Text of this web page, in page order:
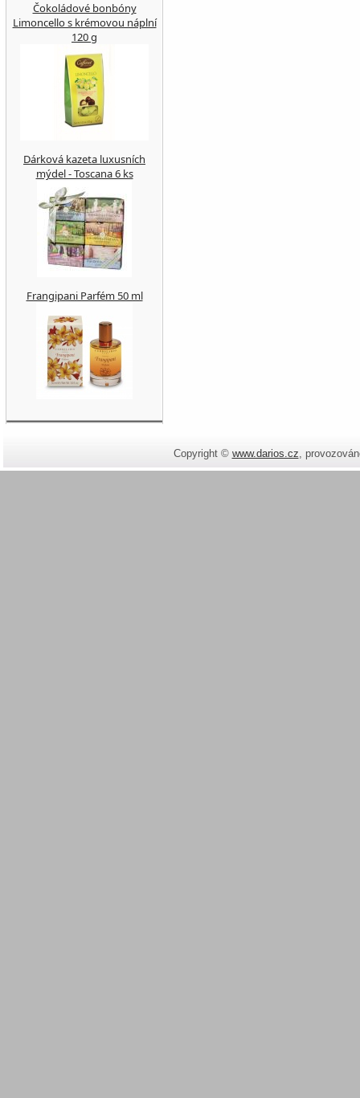
Čokoládové bonbóny
Limoncello s krémovou náplní
120 g
Dárková kazeta luxusních
mýdel - Toscana 6 ks
Frangipani Parfém 50 ml
Copyright © www.darios.cz,